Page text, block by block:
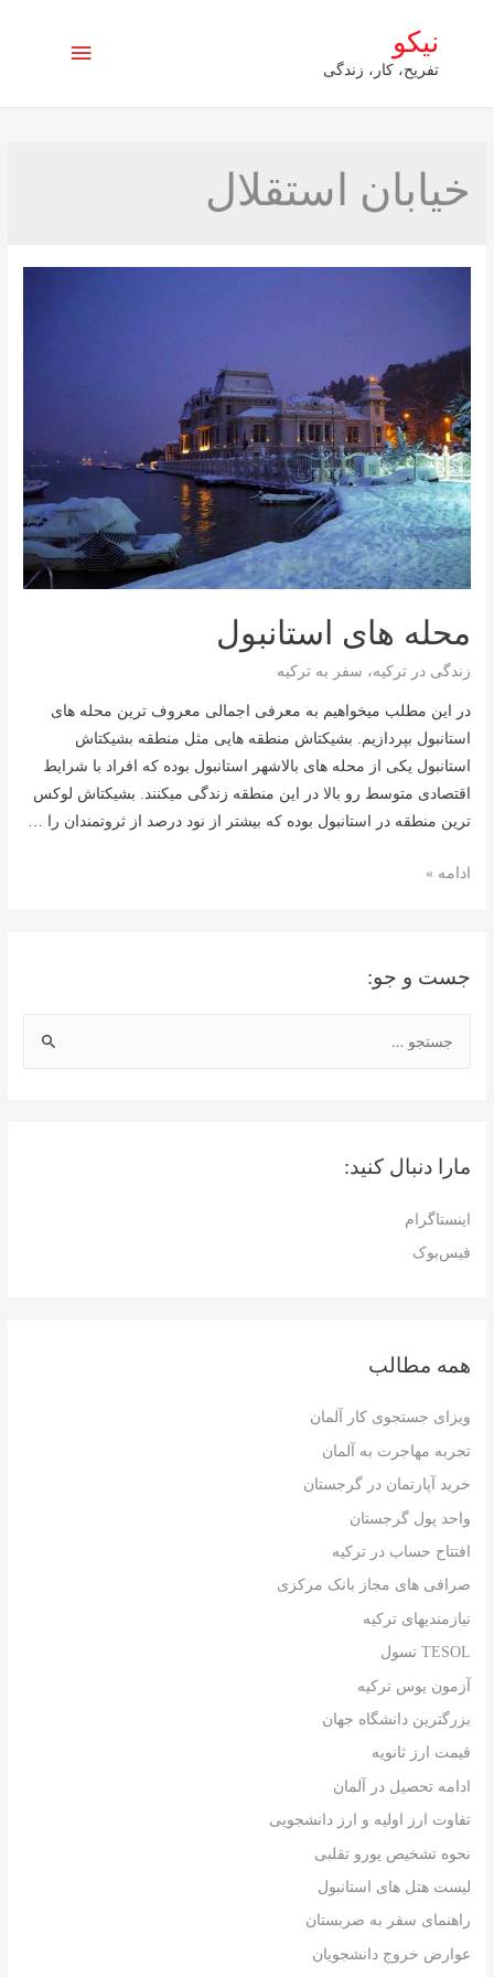
نیکو
تفریح، کار، زندگی
فهرست
جست و جو:
بمارا دنبال کنید:
اینستاگرام
فیس‌بوک
همه مطالب
ویزای جستجوی کار آلمان
تجربه مهاجرت به آلمان
خرید آپارتمان در گرجستان
واحد پول گرجستان
افتتاح حساب در ترکیه
صرافی های مجاز بانک مرکزی
نیازمندیهای ترکیه
TESOL تسول
آزمون یوس ترکیه
بزرگترین دانشگاه جهان
قیمت ارز ثانویه
ادامه تحصیل در آلمان
تفاوت ارز اولیه و ارز دانشجویی
نحوه تشخیص یورو تقلبی
لیست هتل های استانبول
راهنمای سفر به صربستان
عوارض خروج دانشجویان
خيابان استقلال
محله های استانبول
زندگی در ترکیه، سفر به ترکیه
در این مطلب میخواهیم به معرفی اجمالی معروف ترین محله های
استانبول بپردازیم. بشیکتاش منطقه هایی مثل منطقه بشیکتاش
استانبول یکی از محله های بالاشهر استانبول بوده که افراد با شرایط
اقتصادی متوسط رو بالا در این منطقه زندگی میکنند. بشیکتاش لوکس
ترین منطقه در استانبول بوده که بیشتر از نود درصد از ثروتمندان را …
محله
ادامه »